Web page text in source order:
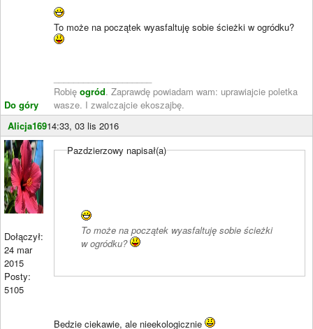
Do góry
To może na początek wyasfaltuję sobie ścieżki w ogródku?
Robię ogród. Zaprawdę powiadam wam: uprawiajcie poletka
wasze. I zwalczajcie ekoszajbę.
Alicja16914:33, 03 lis 2016
Dołączył:
24 mar
2015
Posty:
5105
Pazdzierzowy napisał(a)
To może na początek wyasfaltuję sobie ścieżki
w ogródku?
Bedzie ciekawie, ale nieekologicznie